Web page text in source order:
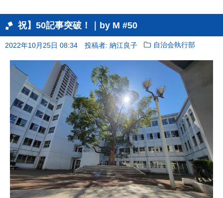
祝】50記事突破！｜by M #50
2022年10月25日 08:34 投稿者: 納江良子 自治会執行部